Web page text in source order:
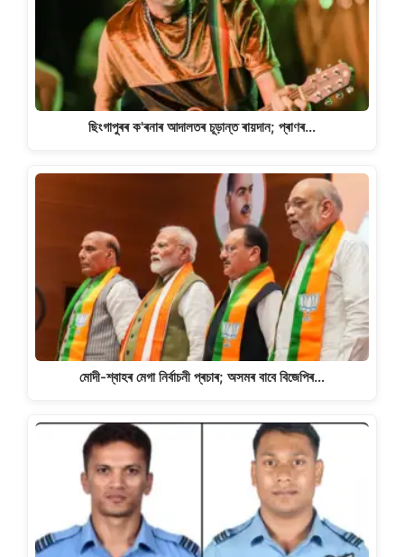
ছিংগাপুৰৰ ক'ৰনাৰ আদালতৰ চূড়ান্ত ৰায়দান; প্ৰাণৰ…
মোদী-শ্বাহৰ মেগা নিৰ্বাচনী প্ৰচাৰ; অসমৰ বাবে বিজেপিৰ…